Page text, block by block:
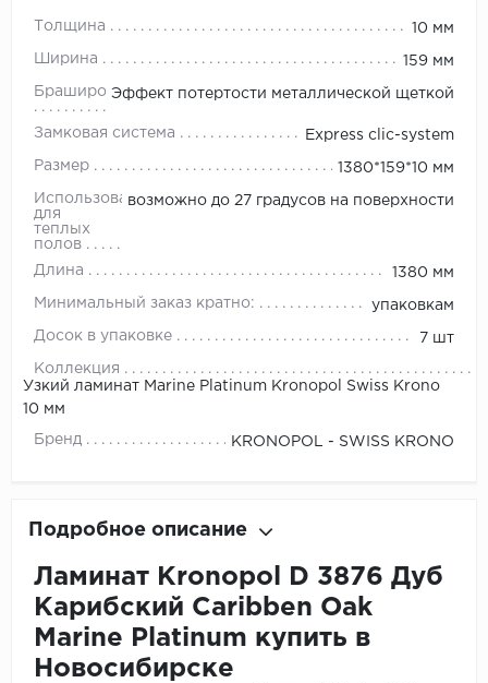
Толщина 10 мм
Ширина 159 мм
БрашированиеЭффект потертости металлической щеткой
Замковая система Express clic-system
Размер 1380*159*10 мм
Использование
для
теплых
полов
возможно до 27 градусов на поверхности
Длина 1380 мм
Минимальный заказ кратно: упаковкам
Досок в упаковке 7 шт
Коллекция
Узкий ламинат Marine Platinum Kronopol Swiss Krono
10 мм
Бренд KRONOPOL - SWISS KRONO
Подробное описание
Ламинат Kronopol D 3876 Дуб
Карибский Caribben Oak
Marine Platinum купить в
Новосибирске